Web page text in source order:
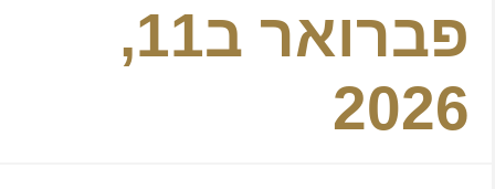
פברואר ב11,
2026